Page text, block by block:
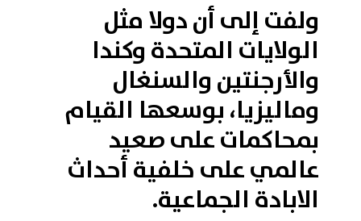
ولفت إلى أن دولا مثل
الولايات المتحدة وكندا
والأرجنتين والسنغال
وماليزيا، بوسعها القيام
بمحاكمات على صعيد
عالمي على خلفية أحداث
الابادة الجماعية.